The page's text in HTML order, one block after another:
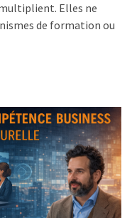
Elles ne
de formation ou